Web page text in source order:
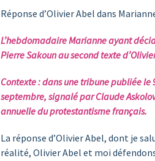
Réponse d’Olivier Abel dans
L’hebdomadaire Marianne ayant
Pierre Sakoun au second texte
Contexte : dans une tribune publiée
septembre, signalé par Claude
annuelle du protestantisme français.
La réponse d’Olivier Abel, dont je
réalité, Olivier Abel et moi